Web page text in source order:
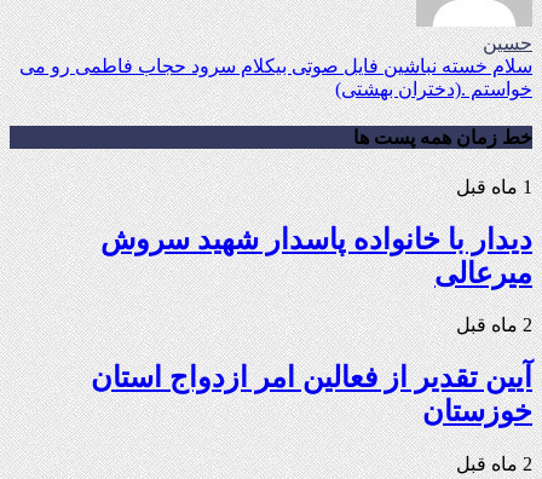
حسین
سلام خسته نباشین فایل صوتی بیکلام سرود حجاب فاطمی رو می
خواستم .(دختران بهشتی)
خط زمان همه پست ها
1 ماه قبل
دیدار با خانواده پاسدار شهید سروش
میرعالی
2 ماه قبل
آیین تقدیر از فعالین امر ازدواج استان
خوزستان
2 ماه قبل